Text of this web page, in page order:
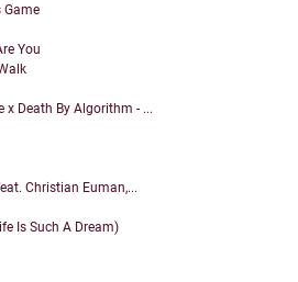
Game
You
x Death By Algorithm - ...
Christian Euman,...
Is Such A Dream)